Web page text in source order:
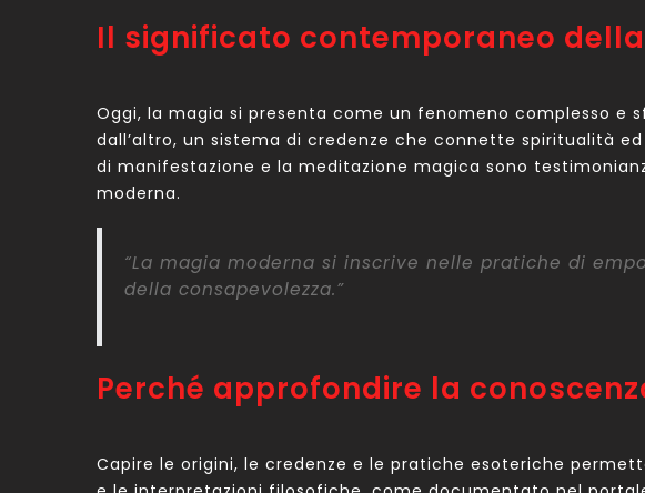
Il significato contemporaneo
Oggi, la magia si presenta come un fenomeno complesso
dall’altro, un sistema di credenze che connette spiritualità
di manifestazione e la meditazione magica sono
moderna.
“La magia moderna si inscrive nelle pratiche di
della consapevolezza.”
Perché approfondire la
Capire le origini, le credenze e le pratiche esoteriche